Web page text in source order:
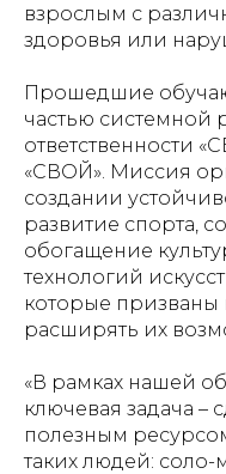
взрослым с
здоровья или
Прошедшие
частью системной
ответственности
«СВОЙ». Миссия
создании
развитие спорта,
обогащение
технологий
которые призваны
расширять их
«В рамках нашей
ключевая задача –
полезным
таких людей: соло-